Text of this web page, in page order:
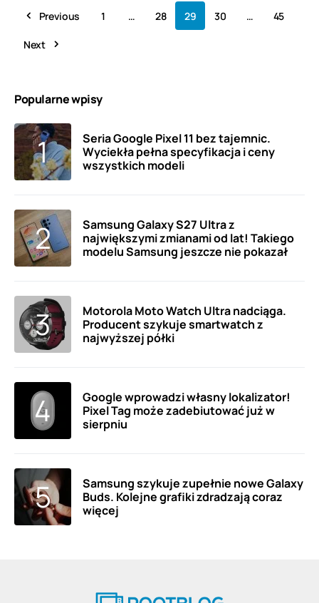
Previous 1 … 28 29 30 … 45
Next
Popularne wpisy
Seria Google Pixel 11 bez tajemnic.
Wyciekła pełna specyfikacja i ceny
wszystkich modeli
Samsung Galaxy S27 Ultra z
największymi zmianami od lat! Takiego
modelu Samsung jeszcze nie pokazał
Motorola Moto Watch Ultra nadciąga.
Producent szykuje smartwatch z
najwyższej półki
Google wprowadzi własny lokalizator!
Pixel Tag może zadebiutować już w
sierpniu
Samsung szykuje zupełnie nowe Galaxy
Buds. Kolejne grafiki zdradzają coraz
więcej